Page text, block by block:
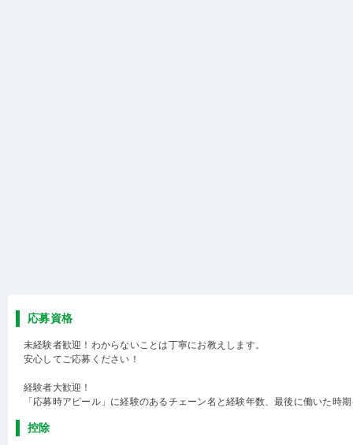
応募資格
未経験者歓迎！わからないことは丁寧にお教えします。
安心してご応募ください！
経験者大歓迎！
「応募時アピール」に経験のあるチェーン名と経験年数、最後に働いた時
控除